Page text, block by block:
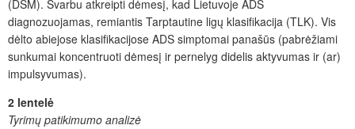
(DSM). Svarbu atkreipti dėmesį, kad Lietuvoje ADS
diagnozuojamas, remiantis Tarptautine ligų klasifikacija (TLK). Vis
dėlto abiejose klasifikacijose ADS simptomai panašūs (pabrėžiami
sunkumai koncentruoti dėmesį ir pernelyg didelis aktyvumas ir (ar)
impulsyvumas).
2 lentelė
Tyrimų patikimumo analizė